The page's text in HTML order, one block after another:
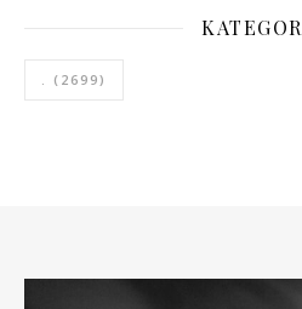
. (2699)